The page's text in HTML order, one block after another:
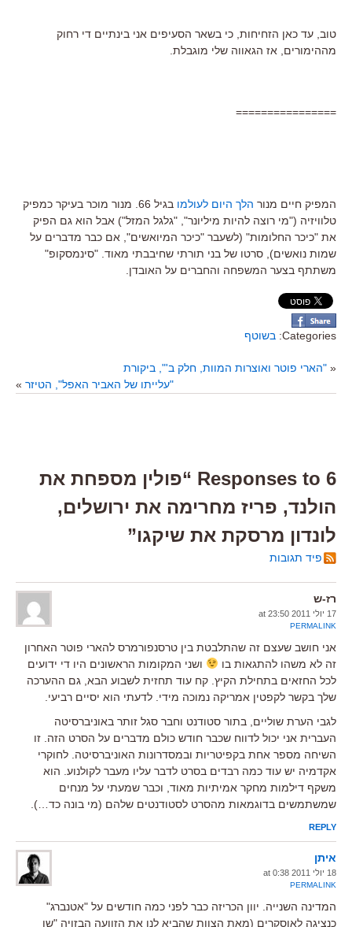
טוב, עד כאן הזחיחות, כי בשאר הסעיפים אני בינתיים די רחוק
מההימורים, אז הגאווה שלי מוגבלת.
================
המפיק חיים מנור הלך היום לעולמו
בגיל 66. מנור מוכר בעיקר כמפיק
טלוויזיה ("מי רוצה להיות מיליונר", "גלגל המזל") אבל הוא גם הפיק
את "כיכר החלומות" (לשעבר "כיכר המיואשים", אם כבר מדברים על
שמות נואשים), סרטו של בני תורתי שחיבבתי מאוד. "סינמסקופ"
משתתף בצער המשפחה והחברים על האובדן.
Categories: בשוטף
« "הארי פוטר ואוצרות המוות, חלק ב'", ביקורת
"עלייתו של האביר האפל", הטיזר »
6 Responses to “פולין מספחת את
הולנד, פריז מחרימה את ירושלים,
לונדון מרסקת את שיקגו”
פיד תגובות
רז-ש
17 יולי 2011 at 23:50
PERMALINK
אני חושב שעצם זה שהתלבטת בין טרסנפורמרס להארי פוטר האחרון
זה לא משהו להתגאות בו
ושני המקומות הראשונים היו די ידועים
לכל החזאים בתחילת הקיץ. קח עוד תחזית לשבוע הבא, גם ההערכה
שלך בקשר לקפטין אמריקה נמוכה מידי. לדעתי הוא יסיים רביעי.
לגבי הערת שוליים, בתור סטודנט וחבר סגל זותר באוניברסיטה
העברית אני יכול לדווח שכבר חודש כולם מדברים על הסרט הזה. זו
השיחה מספר אחת בקפיטריות ובמסדרונות האוניברסיטה. לחוקרי
אקדמיה יש עוד כמה רבדים בסרט לדבר עליו מעבר לקולנוע. הוא
משקף דילמות מחקר אמיתיות מאוד, וכבר שמעתי על מנחים
שמשתמשים בדוגמאות מהסרט לסטודנטים שלהם (מי בונה כד…).
REPLY
איתן
18 יולי 2011 at 0:38
PERMALINK
המדינה השנייה. יוון הכריזה כבר לפני כמה חודשים על "אטנברג"
כנציגה לאוסקרים (מאת הצוות שהביא לנו את הזוועה הבזויה "שן